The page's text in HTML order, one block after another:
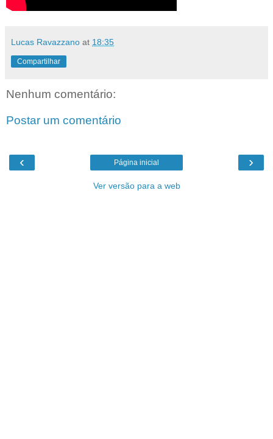
Lucas Ravazzano at 18:35
Compartilhar
Nenhum comentário:
Postar um comentário
‹ ›
Página inicial
Ver versão para a web